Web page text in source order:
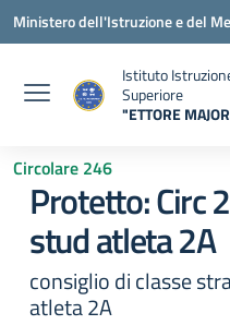
Vai ai contenuti
Vai al menu di navigazione
Vai al footer
Ministero dell'Istruzione e del
Istituto
Superiore
"ETTORE
Circolare 246
Protetto: Circ
stud atleta 2A
consiglio di classe
atleta 2A